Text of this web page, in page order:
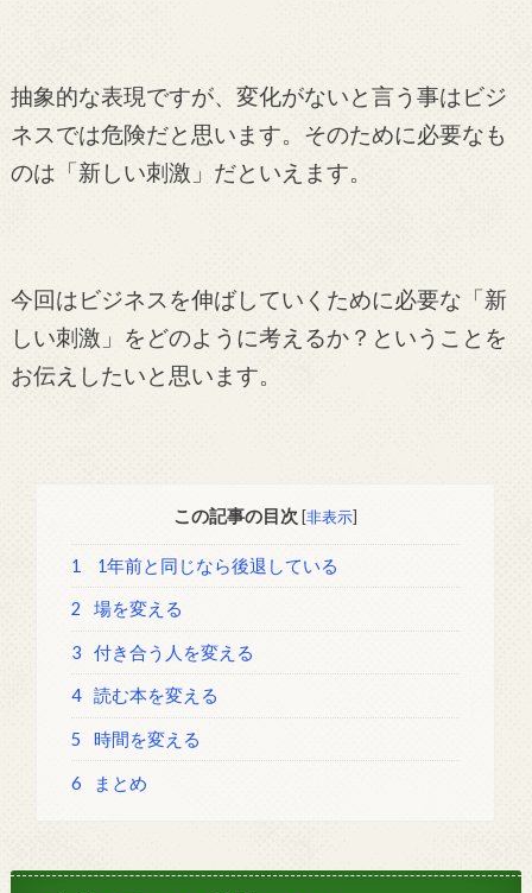
抽象的な表現ですが、変化がないと言う事はビジ
ネスでは危険だと思います。そのために必要なも
のは「新しい刺激」だといえます。
今回はビジネスを伸ばしていくために必要な「新
しい刺激」をどのように考えるか？ということを
お伝えしたいと思います。
この記事の目次 [非表示]
1 1年前と同じなら後退している
2 場を変える
3 付き合う人を変える
4 読む本を変える
5 時間を変える
6 まとめ